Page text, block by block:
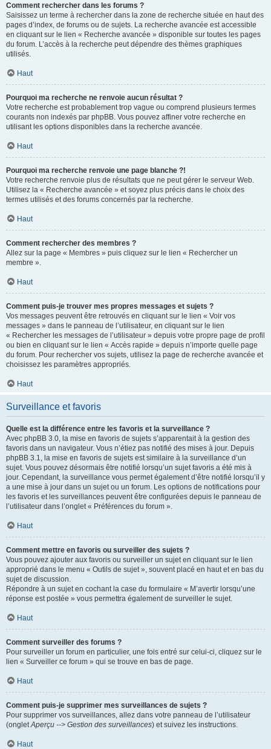
Comment rechercher dans les forums ?
Saisissez un terme à rechercher dans la zone de recherche située en haut des
pages d’index, de forums ou de sujets. La recherche avancée est accessible
en cliquant sur le lien « Recherche avancée » disponible sur toutes les pages
du forum. L’accès à la recherche peut dépendre des thèmes graphiques
utilisés.
Haut
Pourquoi ma recherche ne renvoie aucun résultat ?
Votre recherche est probablement trop vague ou comprend plusieurs termes
courants non indexés par phpBB. Vous pouvez affiner votre recherche en
utilisant les options disponibles dans la recherche avancée.
Haut
Pourquoi ma recherche renvoie une page blanche ?!
Votre recherche renvoie plus de résultats que ne peut gérer le serveur Web.
Utilisez la « Recherche avancée » et soyez plus précis dans le choix des
termes utilisés et des forums concernés par la recherche.
Haut
Comment rechercher des membres ?
Allez sur la page « Membres » puis cliquez sur le lien « Rechercher un
membre ».
Haut
Comment puis-je trouver mes propres messages et sujets ?
Vos messages peuvent être retrouvés en cliquant sur le lien « Voir vos
messages » dans le panneau de l’utilisateur, en cliquant sur le lien
« Rechercher les messages de l’utilisateur » depuis votre propre page de profil
ou bien en cliquant sur le lien « Accès rapide » depuis n’importe quelle page
du forum. Pour rechercher vos sujets, utilisez la page de recherche avancée et
choisissez les paramètres appropriés.
Haut
Surveillance et favoris
Quelle est la différence entre les favoris et la surveillance ?
Avec phpBB 3.0, la mise en favoris de sujets s’apparentait à la gestion des
favoris dans un navigateur. Vous n’étiez pas notifié des mises à jour. Depuis
phpBB 3.1, la mise en favoris de sujets est similaire à la surveillance d’un
sujet. Vous pouvez désormais être notifié lorsqu’un sujet favoris a été mis à
jour. Cependant, la surveillance vous permet également d’être notifié lorsqu’il y
a une mise à jour dans un sujet ou un forum. Les options de notifications pour
les favoris et les surveillances peuvent être configurées depuis le panneau de
l’utilisateur dans l’onglet « Préférences du forum ».
Haut
Comment mettre en favoris ou surveiller des sujets ?
Vous pouvez ajouter aux favoris ou surveiller un sujet en cliquant sur le lien
approprié dans le menu « Outils de sujet », souvent placé en haut et en bas du
sujet de discussion.
Répondre à un sujet en cochant la case du formulaire « M’avertir lorsqu’une
réponse est postée » vous permettra également de surveiller le sujet.
Haut
Comment surveiller des forums ?
Pour surveiller un forum en particulier, une fois entré sur celui-ci, cliquez sur le
lien « Surveiller ce forum » qui se trouve en bas de page.
Haut
Comment puis-je supprimer mes surveillances de sujets ?
Pour supprimer vos surveillances, allez dans votre panneau de l’utilisateur
(ongletAperçu --> Gestion des surveillances) et suivez les instructions.
Haut